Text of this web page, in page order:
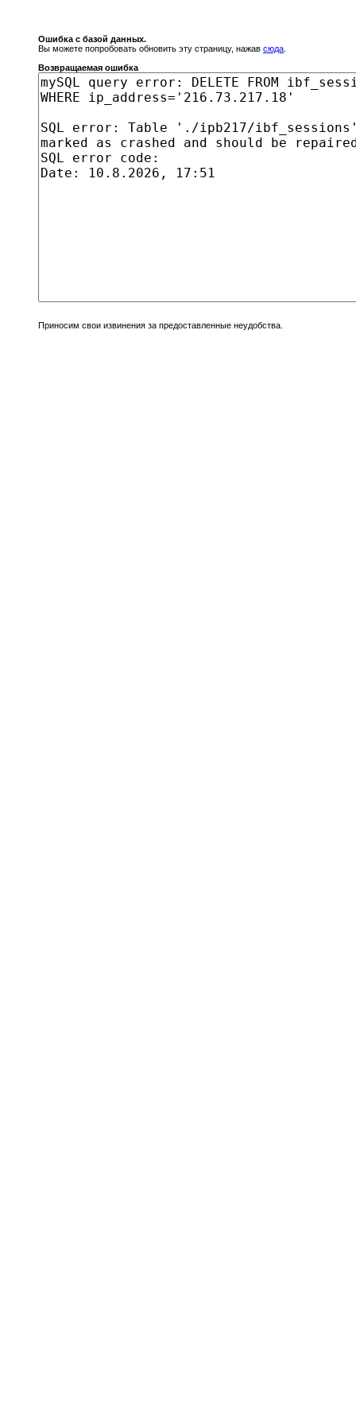
Ошибка с базой данных.
Вы можете попробовать обновить эту страницу, нажав сюда
Возвращаемая ошибка
Приносим свои извинения за предоставленные неудобства.